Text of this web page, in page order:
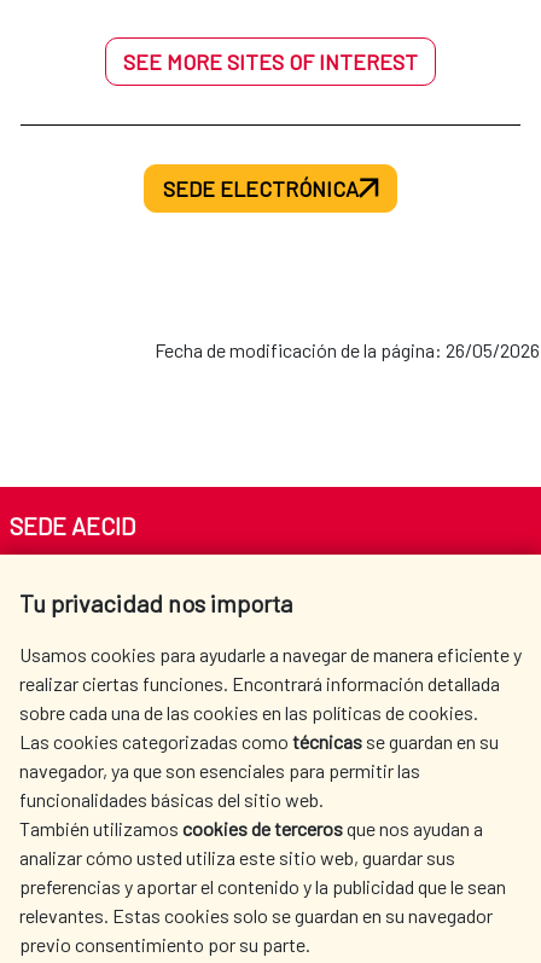
SEE MORE SITES OF INTEREST
SEDE ELECTRÓNICA
Fecha de modificación de la página: 26/05/2026
Tu privacidad nos importa
Usamos cookies para ayudarle a navegar de manera eficiente y
realizar ciertas funciones. Encontrará información detallada
sobre cada una de las cookies en las políticas de cookies.
Las cookies categorizadas como técnicas se guardan en su
navegador, ya que son esenciales para permitir las
funcionalidades básicas del sitio web.
También utilizamos cookies de tercerosque nos ayudan a
analizar cómo usted utiliza este sitio web, guardar sus
preferencias y aportar el contenido y la publicidad que le sean
relevantes. Estas cookies solo se guardan en su navegador
previo consentimiento por su parte.
SEDE AECID
Tel. +34 900 20 30 54​​​​​​​
AECID
WHERE DO WE COOPERATE?
SPANISH HUMANITARIAN
ACTION
PRESS ROOM
CULTURE AND SCIENCE LIBRARY